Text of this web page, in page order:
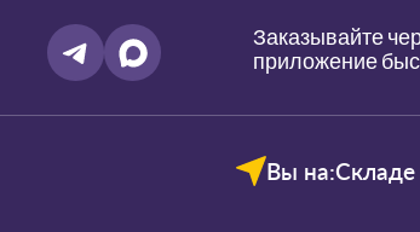
Заказывайте
приложение
Вы на:Складе